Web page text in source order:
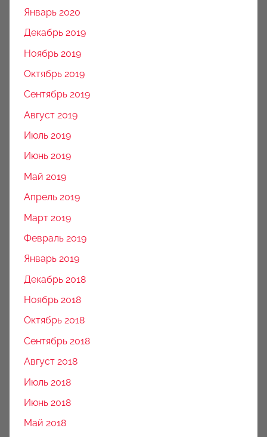
Январь 2020
Декабрь 2019
Ноябрь 2019
Октябрь 2019
Сентябрь 2019
Август 2019
Июль 2019
Июнь 2019
Май 2019
Апрель 2019
Март 2019
Февраль 2019
Январь 2019
Декабрь 2018
Ноябрь 2018
Октябрь 2018
Сентябрь 2018
Август 2018
Июль 2018
Июнь 2018
Май 2018